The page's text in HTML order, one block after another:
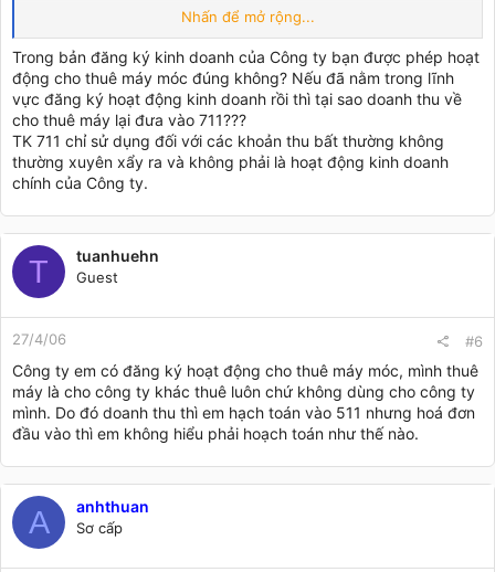
___________________________Nhấn để mở rộng...
Trong bản đăng ký kinh doanh của Công ty bạn được phép hoạt
động cho thuê máy móc đúng không? Nếu đã nằm trong lĩnh
vực đăng ký hoạt động kinh doanh rồi thì tại sao doanh thu về
cho thuê máy lại đưa vào 711???
TK 711 chỉ sử dụng đối với các khoản thu bất thường không
thường xuyên xẩy ra và không phải là hoạt động kinh doanh
chính của Công ty.
T tuanhuehn
Guest
27/4/06 #6
Công ty em có đăng ký hoạt động cho thuê máy móc, mình thuê
máy là cho công ty khác thuê luôn chứ không dùng cho công ty
mình. Do đó doanh thu thì em hạch toán vào 511 nhưng hoá đơn
đầu vào thì em không hiểu phải hoạch toán như thế nào.
A anhthuan
Sơ cấp